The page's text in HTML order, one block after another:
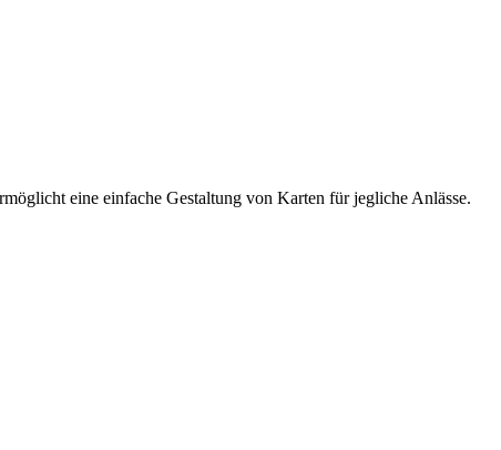
eine einfache Gestaltung von Karten für jegliche Anlässe.